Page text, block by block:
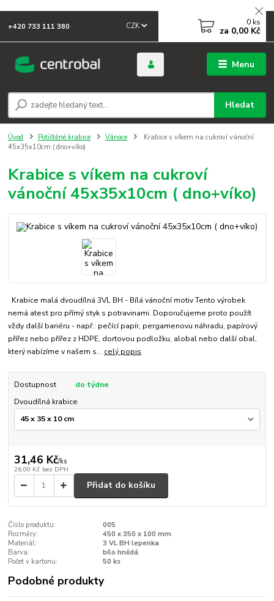
Menu
CZK
Hledat
+420 733 111 380 0 ks
za 0,00 Kč
Úvod Potištěné krabice Vánoce
Krabice s víkem na cukroví vánoční
45x35x10cm ( dno+víko)
Krabice s víkem na cukroví
vánoční 45x35x10cm ( dno+víko)
Krabice malá dvoudílná 3VL BH - Bílá vánoční motiv Tento výrobek
nemá atest pro přímý styk s potravinami. Doporučujeme proto použít
vždy další bariéru - např.: pečící papír, pergamenovu náhradu, papírový
přířez nebo přířez z HDPE, dortovou podložku, alobal nebo další obal,
který nabízíme v našem s... celý popis
Dostupnost
do týdne
Dvoudílná krabice
31,46 Kč/ks
26,00 Kč bez DPH
Přidat do košíku
Číslo produktu:
005
Rozměry:
450 x 350 x 100 mm
Materiál:
3 VL BH lepenka
Barva:
bílo hnědá
Počet v kartonu:
50 ks
Podobné produkty